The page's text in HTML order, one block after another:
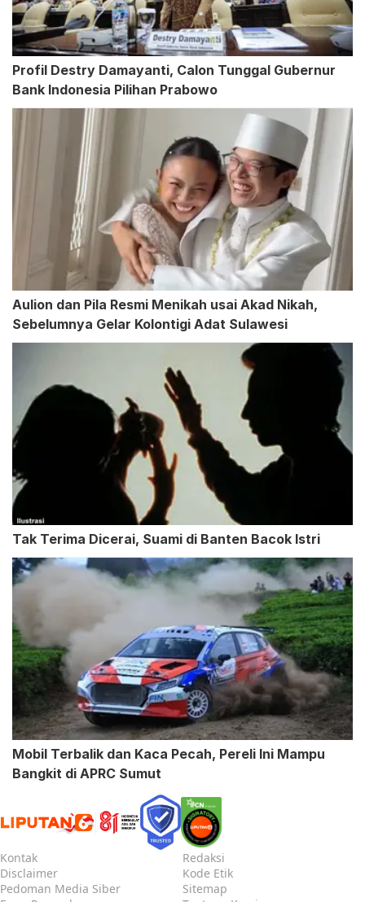
Profil Destry Damayanti, Calon Tunggal Gubernur
Bank Indonesia Pilihan Prabowo
Aulion dan Pila Resmi Menikah usai Akad Nikah,
Sebelumnya Gelar Kolontigi Adat Sulawesi
Tak Terima Dicerai, Suami di Banten Bacok Istri
Mobil Terbalik dan Kaca Pecah, Pereli Ini Mampu
Bangkit di APRC Sumut
Kontak
Redaksi
Disclaimer
Kode Etik
Pedoman Media Siber
Sitemap